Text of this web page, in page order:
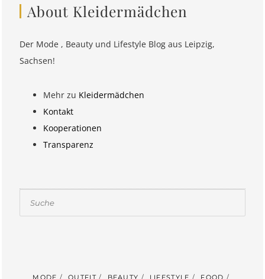
About Kleidermädchen
Der Mode , Beauty und Lifestyle Blog aus Leipzig,
Sachsen!
Mehr zu Kleidermädchen
Kontakt
Kooperationen
Transparenz
MODE OUTFIT BEAUTY LIFESTYLE FOOD